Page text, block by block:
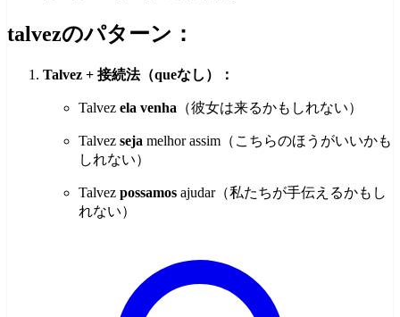
talvezのパターン：
Talvez + 接続法（queなし）：
Talvez ela venha （彼女は来るかもしれない）
Talvez seja melhor assim（こちらのほうがいいかも
しれない）
Talvez possamos ajudar（私たちが手伝えるかもし
れない）